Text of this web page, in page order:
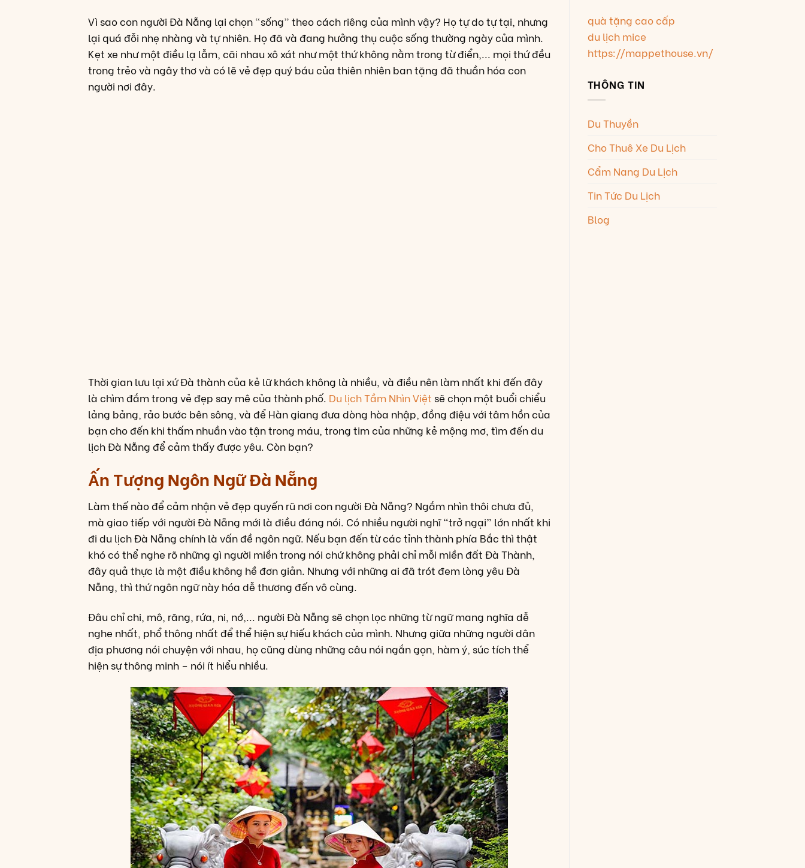
Vì sao con người Đà Nẵng lại chọn “sống” theo cách riêng của mình vậy? Họ tự do tự tại, nhưng
lại quá đỗi nhẹ nhàng và tự nhiên. Họ đã và đang hưởng thụ cuộc sống thường ngày của mình.
Kẹt xe như một điều lạ lẫm, cãi nhau xô xát như một thứ không nằm trong từ điển,... mọi thứ đều
trong trẻo và ngây thơ và có lẽ vẻ đẹp quý báu của thiên nhiên ban tặng đã thuần hóa con
người nơi đây.
Thời gian lưu lại xứ Đà thành của kẻ lữ khách không là nhiều, và điều nên làm nhất khi đến đây
là chìm đắm trong vẻ đẹp say mê của thành phố. Du lịch Tầm Nhìn Việtsẽ chọn một buổi chiểu
lảng bảng, rảo bước bên sông, và để Hàn giang đưa dòng hòa nhập, đồng điệu với tâm hồn của
bạn cho đến khi thấm nhuần vào tận trong máu, trong tim của những kẻ mộng mơ, tìm đến du
lịch Đà Nẵng để cảm thấy được yêu. Còn bạn?
Ấn Tượng Ngôn Ngữ Đà Nẵng
Làm thế nào để cảm nhận vẻ đẹp quyến rũ nơi con người Đà Nẵng? Ngắm nhìn thôi chưa đủ,
mà giao tiếp với người Đà Nẵng mới là điều đáng nói. Có nhiều người nghĩ “trở ngại” lớn nhất khi
đi du lịch Đà Nẵng chính là vấn đề ngôn ngữ. Nếu bạn đến từ các tỉnh thành phía Bắc thì thật
khó có thể nghe rõ những gì người miền trong nói chứ không phải chỉ mỗi miền đất Đà Thành,
đây quả thực là một điều không hề đơn giản. Nhưng với những ai đã trót đem lòng yêu Đà
Nẵng, thì thứ ngôn ngữ này hóa dễ thương đến vô cùng.
Đâu chỉ chi, mô, răng, rứa, ni, nớ,... người Đà Nẵng sẽ chọn lọc những từ ngữ mang nghĩa dễ
nghe nhất, phổ thông nhất để thể hiện sự hiếu khách của mình. Nhưng giữa những người dân
địa phương nói chuyện với nhau, họ cũng dùng những câu nói ngắn gọn, hàm ý, súc tích thể
hiện sự thông minh – nói ít hiểu nhiều.
quà tặng cao cấp
du lịch mice
https://mappethouse.vn/
THÔNG TIN
Du Thuyền
Cho Thuê Xe Du Lịch
Cẩm Nang Du Lịch
Tin Tức Du Lịch
Blog